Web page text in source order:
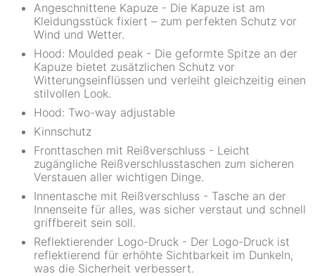
Angeschnittene Kapuze - Die Kapuze ist am
Kleidungsstück fixiert – zum perfekten Schutz vor
Wind und Wetter.
Hood: Moulded peak - Die geformte Spitze an der
Kapuze bietet zusätzlichen Schutz vor
Witterungseinflüssen und verleiht gleichzeitig einen
stilvollen Look.
Hood: Two-way adjustable
Kinnschutz
Fronttaschen mit Reißverschluss - Leicht
zugängliche Reißverschlusstaschen zum sicheren
Verstauen aller wichtigen Dinge.
Innentasche mit Reißverschluss - Tasche an der
Innenseite für alles, was sicher verstaut und schnell
griffbereit sein soll.
Reflektierender Logo-Druck - Der Logo-Druck ist
reflektierend für erhöhte Sichtbarkeit im Dunkeln,
was die Sicherheit verbessert.